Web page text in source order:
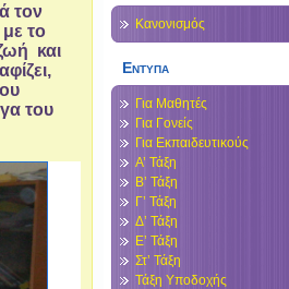
τον
το
και
του
Κανονισμός
Εντυπα
Για Μαθητές
Για Γονείς
Για Εκπαιδευτικούς
Α’ Τάξη
Β’ Τάξη
Γ’ Τάξη
Δ’ Τάξη
Ε’ Τάξη
Στ’ Τάξη
Τάξη Υποδοχής